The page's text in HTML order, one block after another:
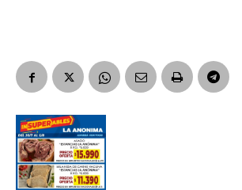
Número de teléfono